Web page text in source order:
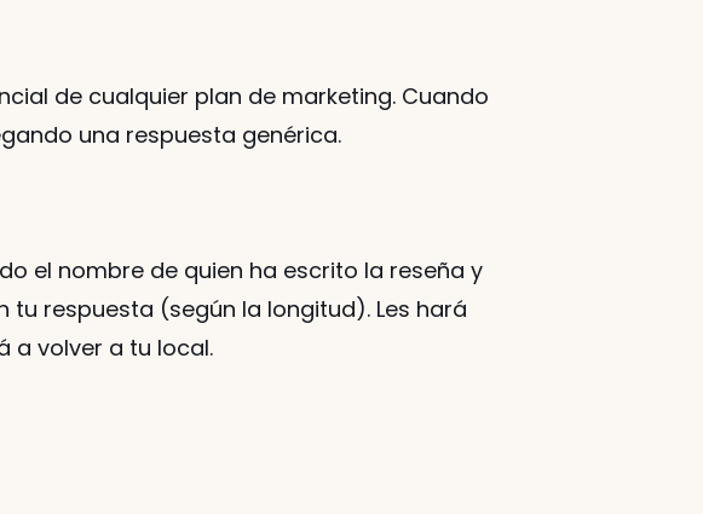
de cualquier plan de marketing. Cuando
una respuesta genérica.
el nombre de quien ha escrito la reseña y
respuesta (según la longitud). Les hará
a volver a tu local.